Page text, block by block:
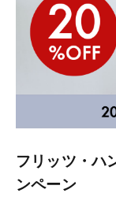
フリッツ・ハ
ンペーン